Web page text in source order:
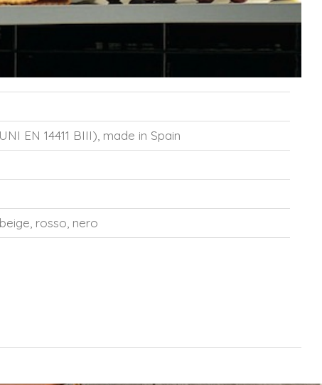
EN 14411 BIII), made in Spain
rosso, nero